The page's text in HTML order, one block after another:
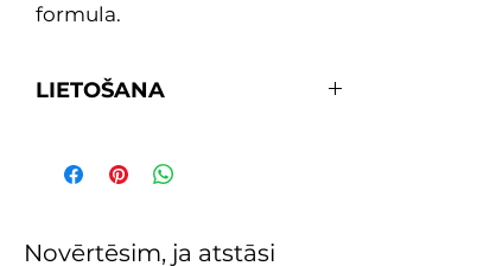
formula.
LIETOŠANA
kutikulas optimālai saķerei.
Rūpīgi sakrati nagu laku, lai
Uzklāj 1 plānu RapiDry™ nagu
Novērtēsim, ja atstāsi